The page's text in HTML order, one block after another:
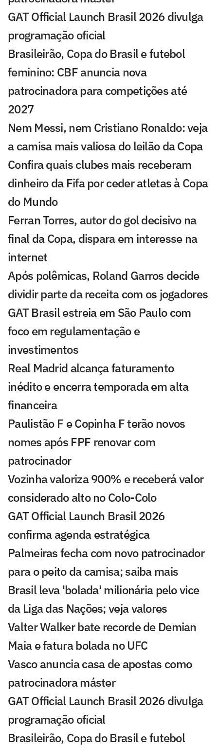
GAT Official Launch Brasil 2026 divulga
programação oficial
Brasileirão, Copa do Brasil e futebol
feminino: CBF anuncia nova
patrocinadora para competições até
2027
Nem Messi, nem Cristiano Ronaldo: veja
a camisa mais valiosa do leilão da Copa
Confira quais clubes mais receberam
dinheiro da Fifa por ceder atletas à Copa
do Mundo
Ferran Torres, autor do gol decisivo na
final da Copa, dispara em interesse na
internet
Após polêmicas, Roland Garros decide
dividir parte da receita com os jogadores
GAT Brasil estreia em São Paulo com
foco em regulamentação e
investimentos
Real Madrid alcança faturamento
inédito e encerra temporada em alta
financeira
Paulistão F e Copinha F terão novos
nomes após FPF renovar com
patrocinador
Vozinha valoriza 900% e receberá valor
considerado alto no Colo-Colo
GAT Official Launch Brasil 2026
confirma agenda estratégica
Palmeiras fecha com novo patrocinador
para o peito da camisa; saiba mais
Brasil leva 'bolada' milionária pelo vice
da Liga das Nações; veja valores
Valter Walker bate recorde de Demian
Maia e fatura bolada no UFC
Vasco anuncia casa de apostas como
patrocinadora máster
GAT Official Launch Brasil 2026 divulga
programação oficial
Brasileirão, Copa do Brasil e futebol